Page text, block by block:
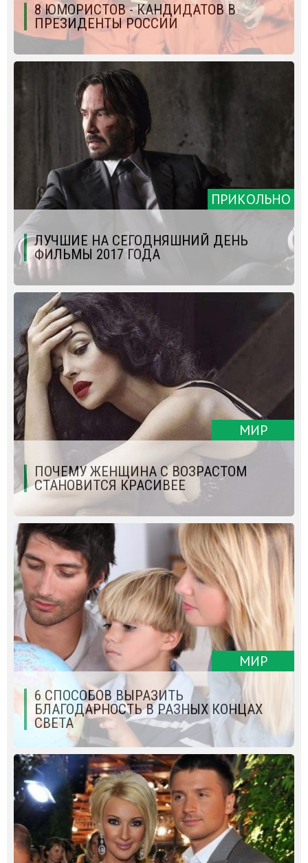
8 ЮМОРИСТОВ - КАНДИДАТОВ В
ПРЕЗИДЕНТЫ РОССИИ
ПРИКОЛЬНО
ЛУЧШИЕ НА СЕГОДНЯШНИЙ ДЕНЬ
ФИЛЬМЫ 2017 ГОДА
МИР
ПОЧЕМУ ЖЕНЩИНА С ВОЗРАСТОМ
СТАНОВИТСЯ КРАСИВЕЕ
МИР
6 СПОСОБОВ ВЫРАЗИТЬ
БЛАГОДАРНОСТЬ В РАЗНЫХ КОНЦАХ
СВЕТА